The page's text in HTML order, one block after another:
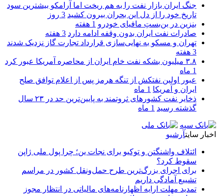
جنگ ایران بازار نفت را به هم ریخت اما آرامکو بیشترین سود
تاریخ خود را از دل این بحران بیرون کشید 3 روز
بنزین در بن‌بستِ مافیای خودرو 1 هفته
صادرات نفت ایران بدون وقفه ادامه دارد 3 هفته
تهران و مسکو به نهایی‌سازی قرارداد تجارت گاز نزدیک شدند
3 هفته
۳.۸ میلیون بشکه نفت خام ایران از محاصره آمریکا عبور کرد
1 ماه
عبور اولین نفتکش از تنگه هرمز پس از اعلام توافق صلح
ایران و آمریکا 1 ماه
ذخایر نفت کشورهای ثروتمند به پایین‌ترین حد در ۲۳ سال
گذشته رسید 1 ماه
اخبار سایتآرشیو
ائتلاف واشنگتن و توکیو برای نجات ین؛ چرا پول ملی ژاپن
سقوط کرد؟
برای اجرای بزرگ‌ترین طرح حمل‌ونقل کشور در مراسم
تشییع آمادگی داریم
تمدید مهلت ارایه اظهارنامه‌های مالیاتی در انتظار مجوز